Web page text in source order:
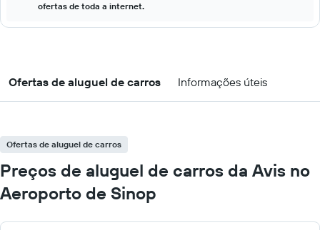
ofertas de toda a internet.
Ofertas de aluguel de carros Informações úteis
Ofertas de aluguel de carros
Preços de aluguel de carros da Avis no
Aeroporto de Sinop